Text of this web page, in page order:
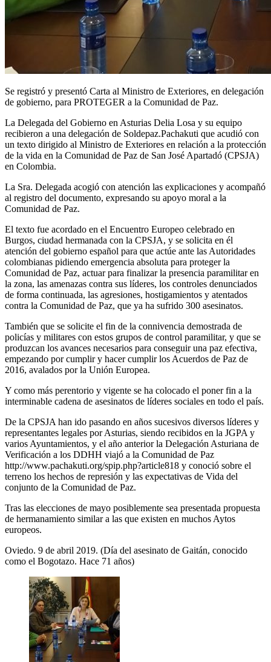
Se registró y presentó Carta al Ministro de Exteriores, en delegación
de gobierno, para PROTEGER a la Comunidad de Paz.
La Delegada del Gobierno en Asturias Delia Losa y su equipo
recibieron a una delegación de Soldepaz.Pachakuti que acudió con
un texto dirigido al Ministro de Exteriores en relación a la protección
de la vida en la Comunidad de Paz de San José Apartadó (CPSJA)
en Colombia.
La Sra. Delegada acogió con atención las explicaciones y acompañó
al registro del documento, expresando su apoyo moral a la
Comunidad de Paz.
El texto fue acordado en el Encuentro Europeo celebrado en
Burgos, ciudad hermanada con la CPSJA, y se solicita en él
atención del gobierno español para que actúe ante las Autoridades
colombianas pidiendo emergencia absoluta para proteger la
Comunidad de Paz, actuar para finalizar la presencia paramilitar en
la zona, las amenazas contra sus líderes, los controles denunciados
de forma continuada, las agresiones, hostigamientos y atentados
contra la Comunidad de Paz, que ya ha sufrido 300 asesinatos.
También que se solicite el fin de la connivencia demostrada de
policías y militares con estos grupos de control paramilitar, y que se
produzcan los avances necesarios para conseguir una paz efectiva,
empezando por cumplir y hacer cumplir los Acuerdos de Paz de
2016, avalados por la Unión Europea.
Y como más perentorio y vigente se ha colocado el poner fin a la
interminable cadena de asesinatos de líderes sociales en todo el país.
De la CPSJA han ido pasando en años sucesivos diversos líderes y
representantes legales por Asturias, siendo recibidos en la JGPA y
varios Ayuntamientos, y el año anterior la Delegación Asturiana de
Verificación a los DDHH viajó a la Comunidad de Paz
http://www.pachakuti.org/spip.php?article818 y conoció sobre el
terreno los hechos de represión y las expectativas de Vida del
conjunto de la Comunidad de Paz.
Tras las elecciones de mayo posiblemente sea presentada propuesta
de hermanamiento similar a las que existen en muchos Aytos
europeos.
Oviedo. 9 de abril 2019. (Día del asesinato de Gaitán, conocido
como el Bogotazo. Hace 71 años)